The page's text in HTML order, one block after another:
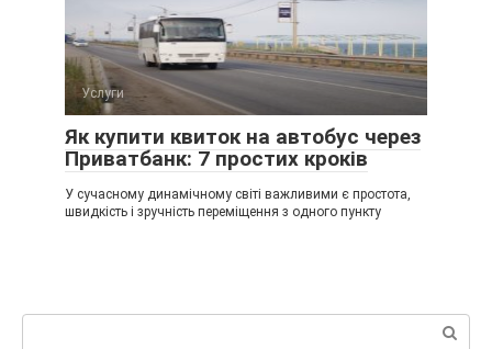
Услуги
Як купити квиток на автобус через
Приватбанк: 7 простих кроків
У сучасному динамічному світі важливими є простота,
швидкість і зручність переміщення з одного пункту
Пошук: